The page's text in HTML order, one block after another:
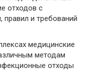
отходов с
и требований
медицинские
методам
отходы